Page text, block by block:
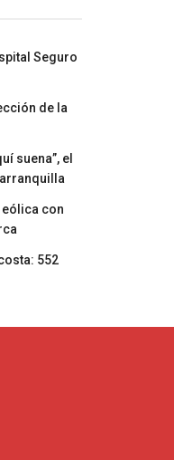
Seguro
de la
suena”, el
eólica con
552